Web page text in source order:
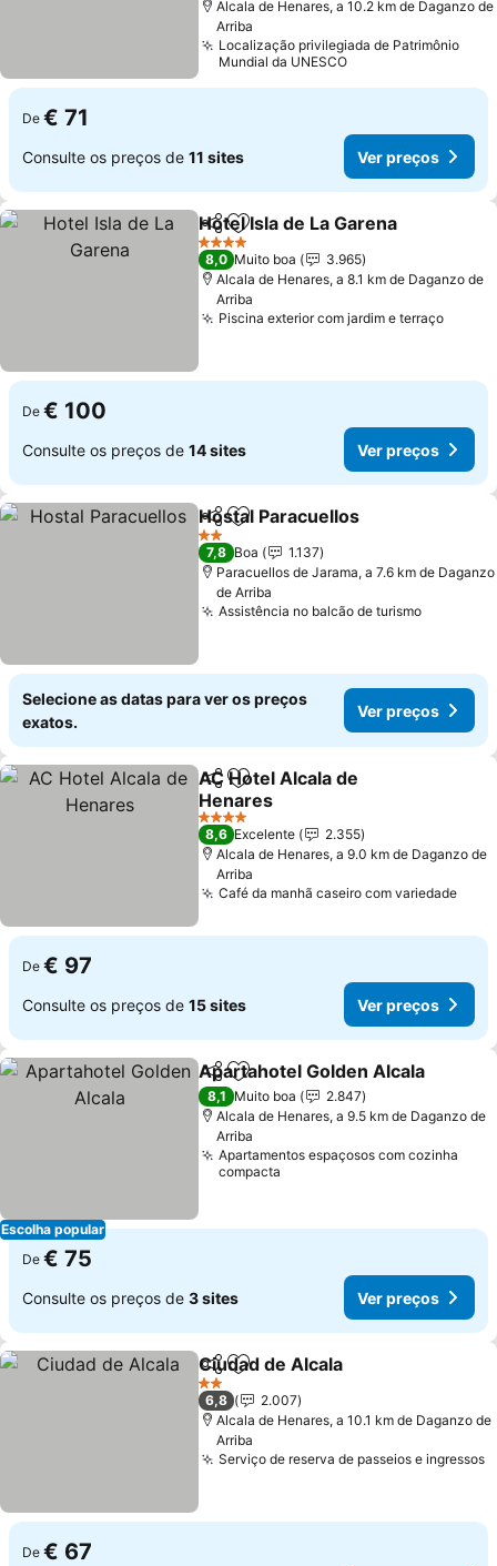
Alcala de Henares, a 10.2 km de Daganzo de
Arriba
Localização privilegiada de Patrimônio
Mundial da UNESCO
De € 71
Consulte os preços de 11 sites Ver preços
PartilharAdicionar aos favoritos
Hotel Isla de La Garena
4 Estrelas
8,0 Muito boa
3.965
Alcala de Henares, a 8.1 km de Daganzo de
Arriba
Piscina exterior com jardim e terraçoVer
De € 100
Consulte os preços de 14 sites Ver preços
PartilharAdicionar aos favoritos
Hostal Paracuellos
2 Estrelas
7,8 Boa
1.137
Paracuellos de Jarama, a 7.6 km de Daganzo
de Arriba
Assistência no balcão de turismoVer
Selecione as datas para ver os preços
exatos.
Ver preços
PartilharAdicionar aos favoritos
AC Hotel Alcala de
Henares
Ver preços
4 Estrelas
8,6 Excelente
2.355
Alcala de Henares, a 9.0 km de Daganzo de
Arriba
Café da manhã caseiro com variedadeVer
De € 97
Consulte os preços de 15 sites Ver preços
Escolha popular
PartilharAdicionar aos favoritos
Apartahotel Golden Alcala
8,1 Muito boa
2.847
Alcala de Henares, a 9.5 km de Daganzo de
Arriba
Apartamentos espaçosos com cozinha
compacta
De € 75
Consulte os preços de 3 sites Ver preços
PartilharAdicionar aos favoritos
Ciudad de Alcala
2 Estrelas
6,8
2.007
Alcala de Henares, a 10.1 km de Daganzo de
Arriba
Serviço de reserva de passeios e ingressos
De € 67